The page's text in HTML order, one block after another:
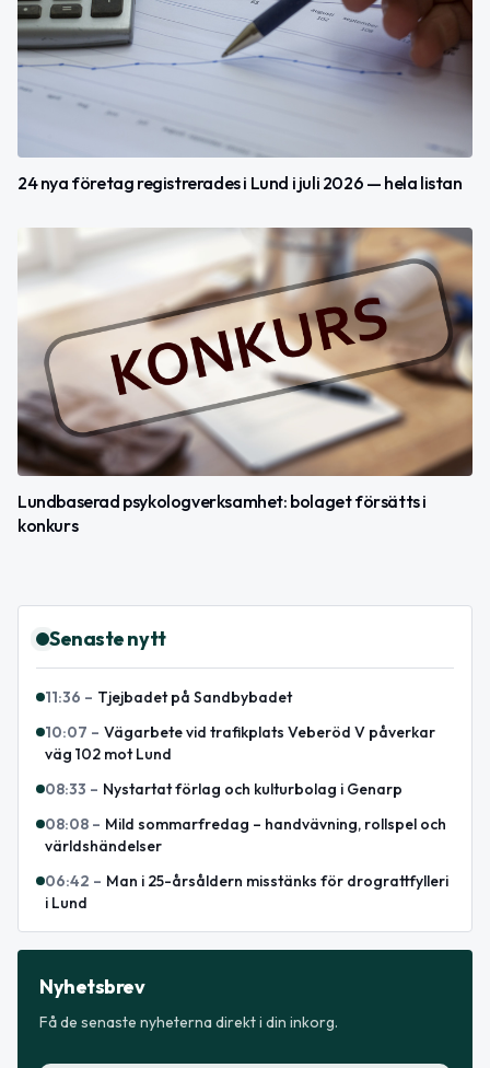
24 nya företag registrerades i Lund i juli 2026 — hela listan
Lundbaserad psykologverksamhet: bolaget försätts i
konkurs
Senaste nytt
11:36 – Tjejbadet på Sandbybadet
10:07 – Vägarbete vid trafikplats Veberöd V påverkar
väg 102 mot Lund
08:33 – Nystartat förlag och kulturbolag i Genarp
08:08 – Mild sommarfredag – handvävning, rollspel och
världshändelser
06:42 – Man i 25-årsåldern misstänks för drograttfylleri
i Lund
Nyhetsbrev
Få de senaste nyheterna direkt i din inkorg.